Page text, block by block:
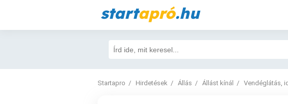
startapró.hu
Startapro Hirdetések Állás Állást kínál Vendéglátás,